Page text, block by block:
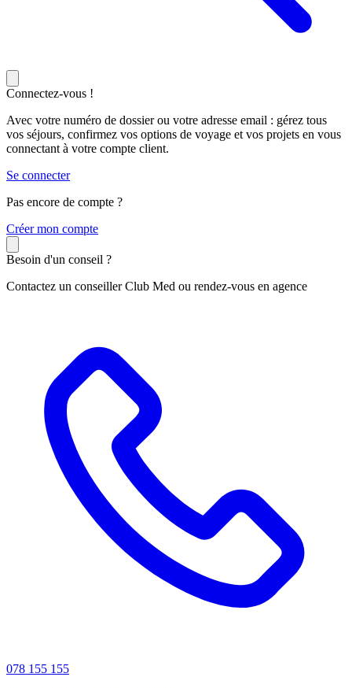
Connectez-vous !
Avec votre numéro de dossier ou votre adresse email : gérez tous
vos séjours, confirmez vos options de voyage et vos projets en vous
connectant à votre compte client.
Se connecter
Pas encore de compte ?
Créer mon compte
Besoin d'un conseil ?
Contactez un conseiller Club Med ou rendez-vous en agence
078 155 155